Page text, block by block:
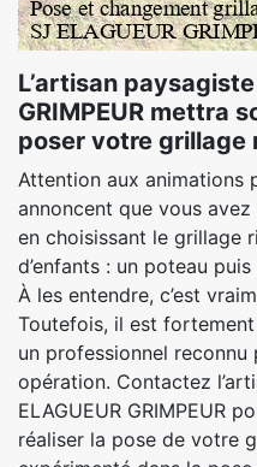
L’artisan paysagiste
GRIMPEUR mettra
poser votre grillage
Attention aux animations
annoncent que vous
en choisissant le grillage
d’enfants : un poteau
À les entendre, c’est
Toutefois, il est
un professionnel
opération. Contactez
ELAGUEUR GRIMPEUR
réaliser la pose de votre